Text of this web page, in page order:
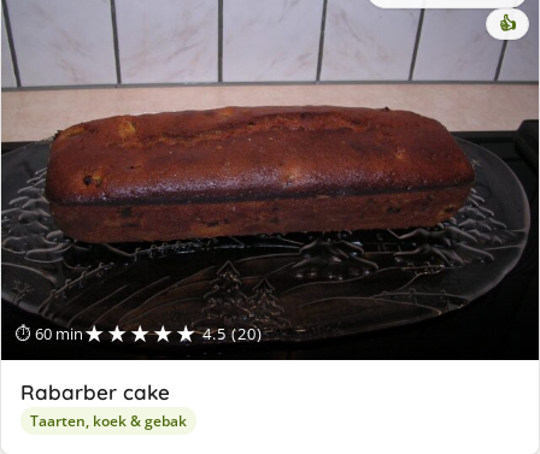
⏱ 60 min★★★★★ 4.5 (20)
👍
Rabarber cake
Taarten, koek & gebak